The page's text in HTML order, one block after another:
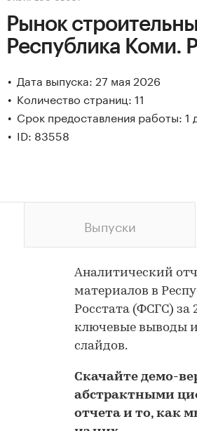
Рынок
Республика Коми.
Дата выпуска: 27 мая 2026
Количество страниц: 11
Срок предоставления работы: 1
ID: 83558
Выпуски
Аналитический
материалов в
Росстата (ФСГС) за
ключевые выводы
слайдов.
Скачайте демо-
абстрактными
отчета и то, как